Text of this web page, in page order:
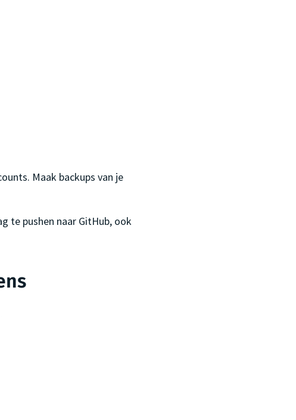
Maak backups van je
te pushen naar GitHub, ook